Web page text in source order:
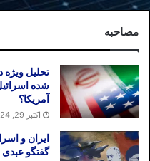
مصاحبه
تحلیل
شده
آمریکا؟
اکتبر 29, 2024
ایران و
گفتگو عبدی